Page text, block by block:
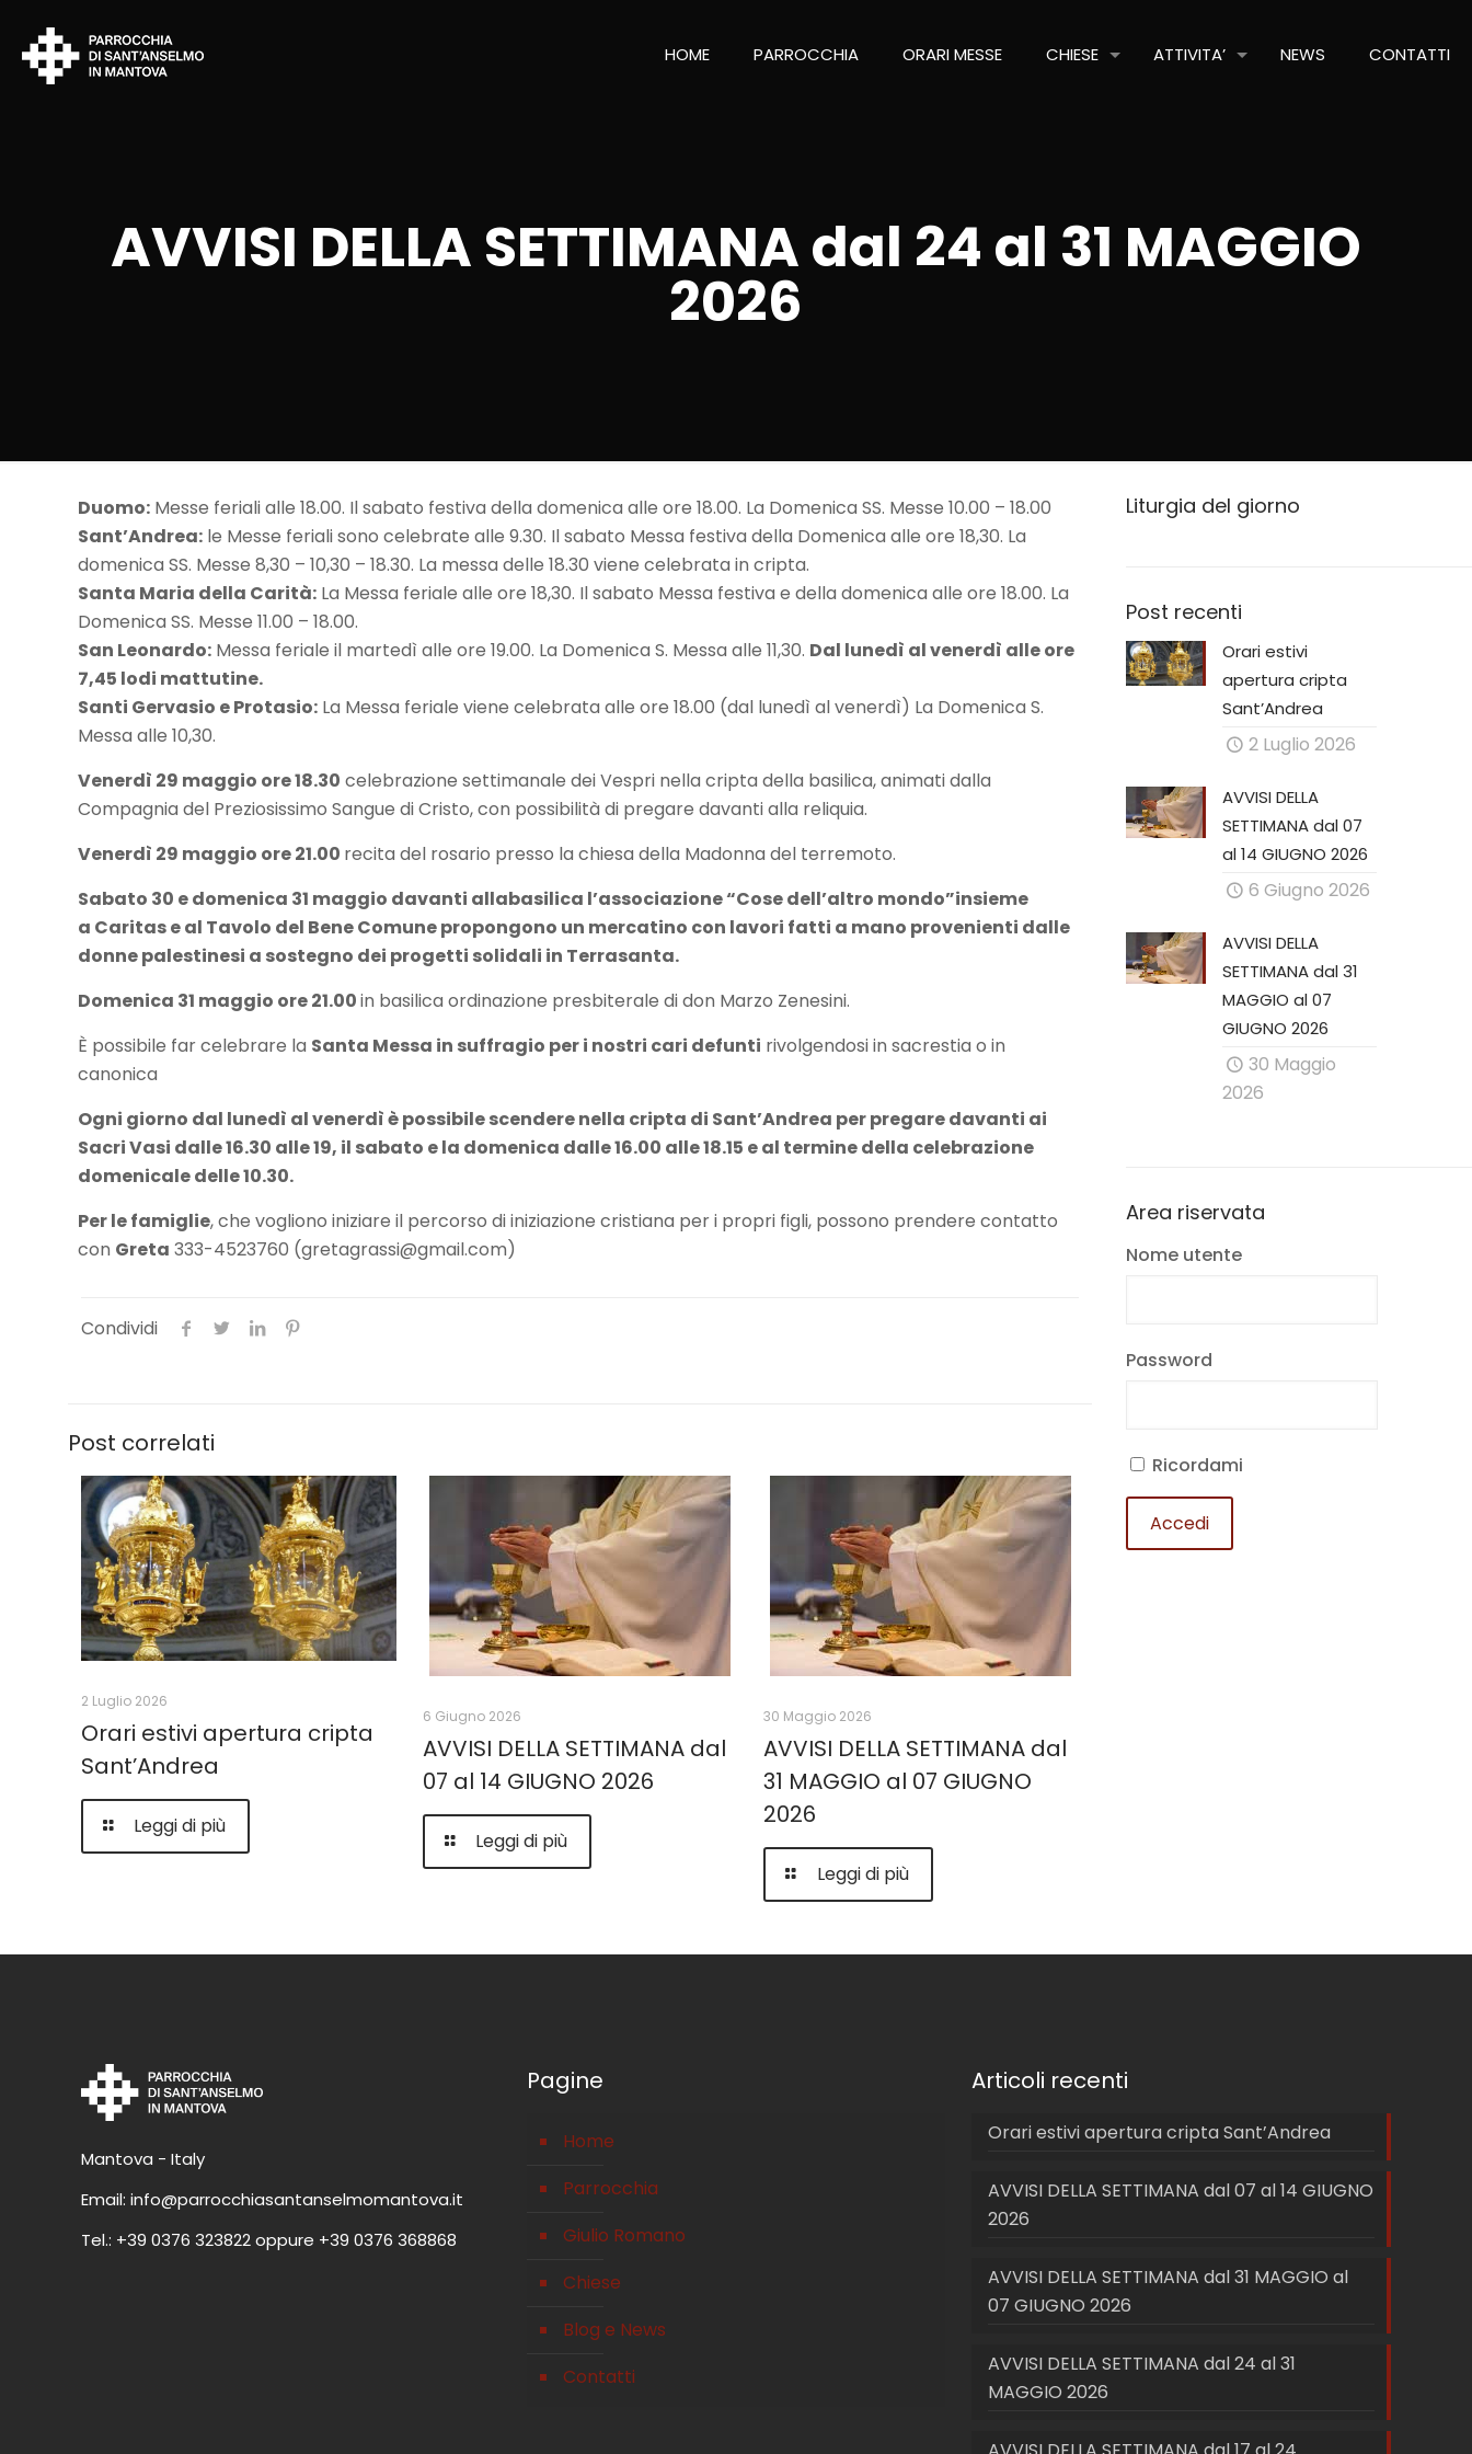
HOME PARROCCHIA ORARI MESSE CHIESE ATTIVITA’ NEWS CONTATTI
AVVISI DELLA SETTIMANA dal 24 al 31 MAGGIO
2026
Duomo: Messe feriali alle 18.00. Il sabato festiva della domenica alle ore 18.00. La Domenica SS. Messe 10.00 – 18.00
Sant’Andrea: le Messe feriali sono celebrate alle 9.30. Il sabato Messa festiva della Domenica alle ore 18,30. La
domenica SS. Messe 8,30 – 10,30 – 18.30. La messa delle 18.30 viene celebrata in cripta.
Santa Maria della Carità: La Messa feriale alle ore 18,30. Il sabato Messa festiva e della domenica alle ore 18.00. La
Domenica SS. Messe 11.00 – 18.00.
San Leonardo: Messa feriale il martedì alle ore 19.00. La Domenica S. Messa alle 11,30. Dal lunedì al venerdì alle ore
7,45 lodi mattutine.
Santi Gervasio e Protasio: La Messa feriale viene celebrata alle ore 18.00 (dal lunedì al venerdì) La Domenica S.
Messa alle 10,30.
Venerdì 29 maggio ore 18.30 celebrazione settimanale dei Vespri nella cripta della basilica, animati dalla
Compagnia del Preziosissimo Sangue di Cristo, con possibilità di pregare davanti alla reliquia.
Venerdì 29 maggio ore 21.00 recita del rosario presso la chiesa della Madonna del terremoto.
Sabato 30 e domenica 31 maggio davanti allabasilica l’associazione “Cose dell’altro mondo”insieme
a Caritas e al Tavolo del Bene Comune propongono un mercatino con lavori fatti a mano provenienti dalle
donne palestinesi a sostegno dei progetti solidali in Terrasanta.
Domenica 31 maggio ore 21.00in basilica ordinazione presbiterale di don Marzo Zenesini.
È possibile far celebrare la Santa Messa in suffragio per i nostri cari defunti rivolgendosi in sacrestia o in
canonica
Ogni giorno dal lunedì al venerdì è possibile scendere nella cripta di Sant’Andrea per pregare davanti ai
Sacri Vasi dalle 16.30 alle 19, il sabato e la domenica dalle 16.00 alle 18.15 e al termine della celebrazione
domenicale delle 10.30.
Per le famiglie, che vogliono iniziare il percorso di iniziazione cristiana per i propri figli, possono prendere contatto
con Greta 333-4523760 (gretagrassi@gmail.com)
Condividi
Post correlati
2 Luglio 2026
Orari estivi apertura cripta
Sant’Andrea
Leggi di più
6 Giugno 2026
AVVISI DELLA SETTIMANA dal
07 al 14 GIUGNO 2026
Leggi di più
30 Maggio 2026
AVVISI DELLA SETTIMANA dal
31 MAGGIO al 07 GIUGNO
2026
Leggi di più
Liturgia del giorno
Post recenti
Orari estivi
apertura cripta
Sant’Andrea
2 Luglio 2026
AVVISI DELLA
SETTIMANA dal 07
al 14 GIUGNO 2026
6 Giugno 2026
AVVISI DELLA
SETTIMANA dal 31
MAGGIO al 07
GIUGNO 2026
30 Maggio
2026
Area riservata
Nome utente
Password
Ricordami
Mantova - Italy
Email: info@parrocchiasantanselmomantova.it
Tel.: +39 0376 323822oppure +39 0376 368868
Pagine
Home
Parrocchia
Giulio Romano
Chiese
Blog e News
Contatti
Articoli recenti
Orari estivi apertura cripta Sant’Andrea
AVVISI DELLA SETTIMANA dal 07 al 14 GIUGNO
2026
AVVISI DELLA SETTIMANA dal 31 MAGGIO al
07 GIUGNO 2026
AVVISI DELLA SETTIMANA dal 24 al 31
MAGGIO 2026